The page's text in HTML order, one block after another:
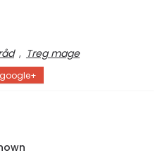
, Treg mage
google+